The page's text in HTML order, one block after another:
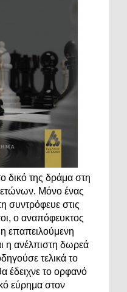
δικό της δράμα στη
Μόνο ένας
συντρόφευε στις
ο αναπόφευκτος
επαπειλούμενη
η ανέλπιστη δωρεά
τελικά το
έδειχνε το ορφανό
εύρημα στον